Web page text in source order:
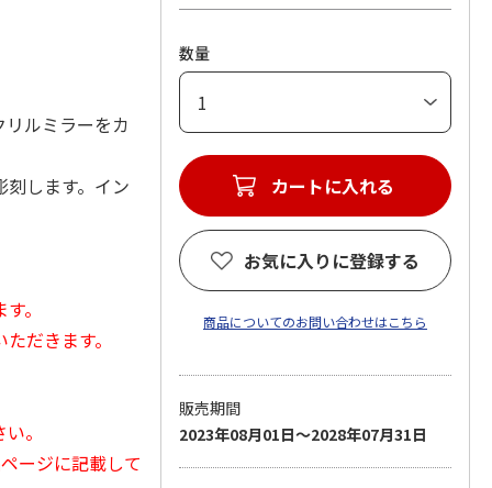
ルミラーをカ
します。イン
。
だきます。
。
ージに記載して
数量
カートに入れる
お気に入りに登録する
商品についてのお問い合わせはこちら
販売期間
2023年08月01日～2028年07月31日